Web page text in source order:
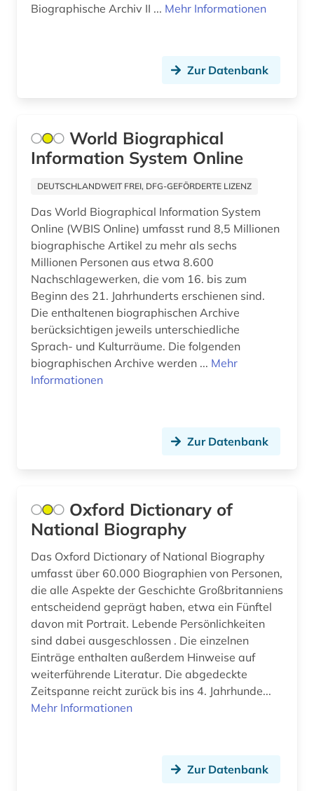
bosnien-herzegowina (1)
botanik (2)
brake (1)
brandenburg (2)
braunschweig (1)
bremen (3)
brief (2)
briefe (1)
briefsammlung (2)
buchhändler (1)
burkina faso (1)
business (1)
byzantinisches reich (2)
byzantinistik (1)
byzanz (3)
böhmen (2)
Suedostasien (1)
Tschechische Republik (14)
Ukraine (1)
Ungarn (7)
Biographische Archiv II ... Mehr Informationen
Zur Datenbank
World Biographical
Information System Online
DEUTSCHLANDWEIT FREI, DFG-GEFÖRDERTE LIZENZ
Das World Biographical Information System
Online (WBIS Online) umfasst rund 8,5 Millionen
biographische Artikel zu mehr als sechs
Millionen Personen aus etwa 8.600
Nachschlagewerken, die vom 16. bis zum
Beginn des 21. Jahrhunderts erschienen sind.
Die enthaltenen biographischen Archive
berücksichtigen jeweils unterschiedliche
Sprach- und Kulturräume. Die folgenden
biographischen Archive werden ... Mehr
Informationen
Zur Datenbank
Oxford Dictionary of
National Biography
Das Oxford Dictionary of National Biography
umfasst über 60.000 Biographien von Personen,
die alle Aspekte der Geschichte Großbritanniens
entscheidend geprägt haben, etwa ein Fünftel
davon mit Portrait. Lebende Persönlichkeiten
sind dabei ausgeschlossen . Die einzelnen
Einträge enthalten außerdem Hinweise auf
weiterführende Literatur. Die abgedeckte
Zeitspanne reicht zurück bis ins 4. Jahrhunde...
Mehr Informationen
Zur Datenbank